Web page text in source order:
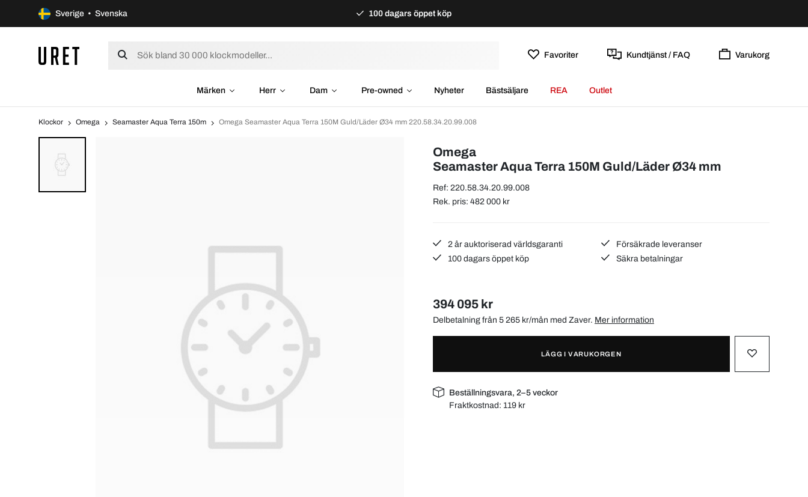
Sverige • Svenska 100 dagars öppet köp
Favoriter Kundtjänst / FAQ Varukorg
Märken Herr Dam Pre-owned Nyheter Bästsäljare REA Outlet
Klockor Omega Seamaster Aqua Terra 150m Omega Seamaster Aqua Terra 150M Guld/Läder Ø34 mm 220.58.34.20.99.008
Omega
Seamaster Aqua Terra 150M Guld/Läder Ø34 mm
Ref: 220.58.34.20.99.008
Rek. pris: 482 000 kr
2 år auktoriserad världsgaranti
Försäkrade leveranser
100 dagars öppet köp
Säkra betalningar
394 095 kr
Delbetalning från 5 265 kr/mån med Zaver. Mer information
LÄGG I VARUKORGEN
Beställningsvara, 2–5 veckor
Fraktkostnad: 119 kr